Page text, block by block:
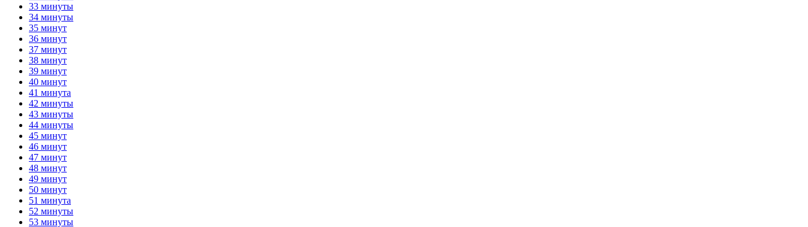
33 минуты
34 минуты
35 минут
36 минут
37 минут
38 минут
39 минут
40 минут
41 минута
42 минуты
43 минуты
44 минуты
45 минут
46 минут
47 минут
48 минут
49 минут
50 минут
51 минута
52 минуты
53 минуты